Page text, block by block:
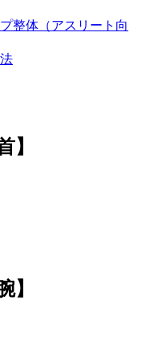
整体（アスリート向
】
】